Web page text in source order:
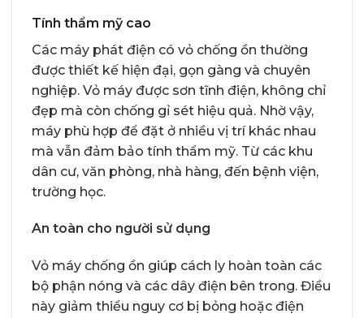
Tính thẩm mỹ cao
Các máy phát điện có vỏ chống ồn thường
được thiết kế hiện đại, gọn gàng và chuyên
nghiệp. Vỏ máy được sơn tĩnh điện, không chỉ
đẹp mà còn chống gỉ sét hiệu quả. Nhờ vậy,
máy phù hợp để đặt ở nhiều vị trí khác nhau
mà vẫn đảm bảo tính thẩm mỹ. Từ các khu
dân cư, văn phòng, nhà hàng, đến bệnh viện,
trường học.
An toàn cho người sử dụng
Vỏ máy chống ồn giúp cách ly hoàn toàn các
bộ phận nóng và các dây điện bên trong. Điều
này giảm thiểu nguy cơ bị bỏng hoặc điện